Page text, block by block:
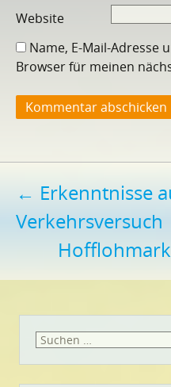
Website
Name, E-Mail-Adresse
Browser für meinen
← Erkenntnisse
Verkehrsversuch
Suchen